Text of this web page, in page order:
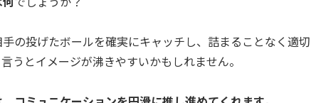
の投げたボールを確実にキャッチし、詰まることなく適
うとイメージが沸きやすいかもしれません。